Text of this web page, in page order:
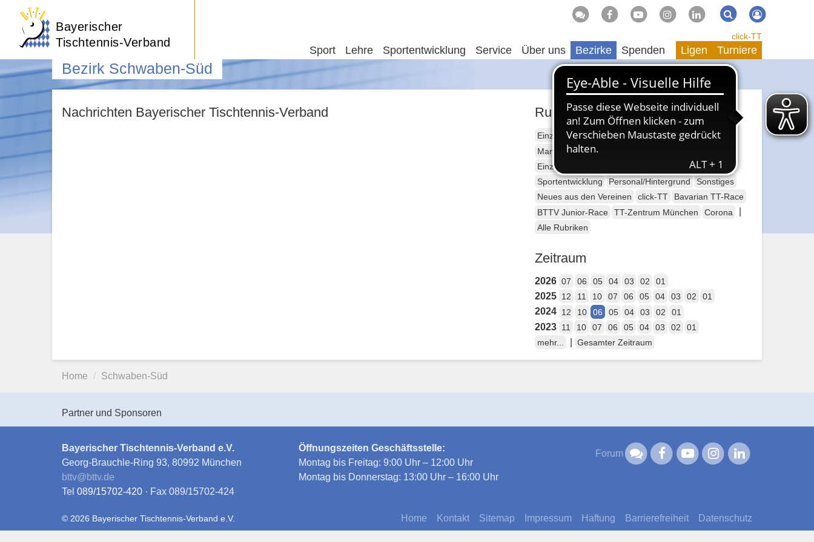
Bayerischer
Tischtennis-Verband
Suche Suchen
Sport Lehre Sportentwicklung Service Über uns Bezirke Spenden
click-TT
Ligen Turniere
Bezirk Schwaben-Süd
Nachrichten Bayerischer Tischtennis-Verband Rubriken
Einzelsport Erwachsene
Mannschaftssport Erwachsene
Einzelsport Jugend
Mannschaftssport Jugend
Sportentwicklung
Personal/Hintergrund
Sonstiges
Neues aus den Vereinen
click-TT
Bavarian TT-Race
BTTV Junior-Race
TT-Zentrum München Corona
Alle Rubriken
Zeitraum
2026 07 06 05 04 03 02 01
2025 12 11 10 07 06 05 04 03 02 01
2024 12 10 06 05 04 03 02 01
2023 11 10 07 06 05 04 03 02
01
mehr...
Gesamter Zeitraum
Home Schwaben-Süd
Partner und Sponsoren
Bayerischer Tischtennis-Verband e.V.
Georg-Brauchle-Ring 93, 80992 München
bttv@bttv.de
Tel 089/15702-420 · Fax 089/15702-424
Öffnungszeiten Geschäftsstelle:
Montag bis Freitag: 9:00 Uhr – 12:00 Uhr
Montag bis Donnerstag: 13:00 Uhr – 16:00 Uhr
Forum
Home Kontakt Sitemap Impressum Haftung Barrierefreiheit Datenschutz
© 2026 Bayerischer Tischtennis-Verband e.V.